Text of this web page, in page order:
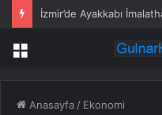
İzmir’de Ayakkabı
Menü
Anasayfa / Ekonomi